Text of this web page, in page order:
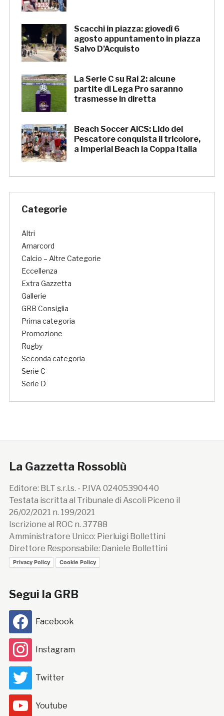
Scacchi in piazza: giovedì 6
agosto appuntamento in piazza
Salvo D’Acquisto
La Serie C su Rai 2: alcune
partite di Lega Pro saranno
trasmesse in diretta
Beach Soccer AiCS: Lido del
Pescatore conquista il tricolore,
a Imperial Beach la Coppa Italia
Categorie
Altri
Amarcord
Calcio – Altre Categorie
Eccellenza
Extra Gazzetta
Gallerie
GRB Consiglia
Prima categoria
Promozione
Rugby
Seconda categoria
Serie C
Serie D
La Gazzetta Rossoblù
Editore: BLT s.r.l.s. - P.IVA 02405390440
Testata iscritta al Tribunale di Ascoli Piceno il
26/02/2021 n. 199/2021
Iscrizione al ROC n. 37788
Amministratore Unico: Pierluigi Bollettini
Direttore Responsabile: Daniele Bollettini
Privacy Policy Cookie Policy
Segui la GRB
Facebook
Instagram
Twitter
Youtube